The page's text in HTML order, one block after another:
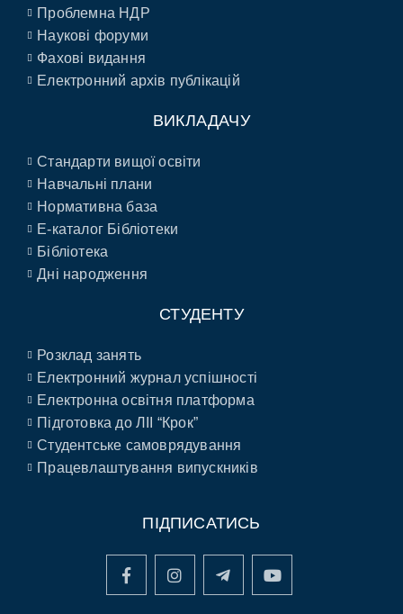
Проблемна НДР
Наукові форуми
Фахові видання
Електронний архів публікацій
ВИКЛАДАЧУ
Стандарти вищої освіти
Навчальні плани
Нормативна база
E-каталог Бібліотеки
Бібліотека
Дні народження
СТУДЕНТУ
Розклад занять
Електронний журнал успішності
Електронна освітня платформа
Підготовка до ЛІІ “Крок”
Студентське самоврядування
Працевлаштування випускників
ПІДПИСАТИСЬ